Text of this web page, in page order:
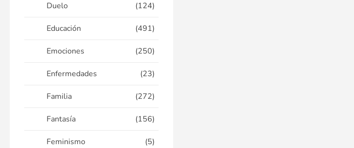
Duelo (124)
Educación (491)
Emociones (250)
Enfermedades (23)
Familia (272)
Fantasía (156)
Feminismo (5)